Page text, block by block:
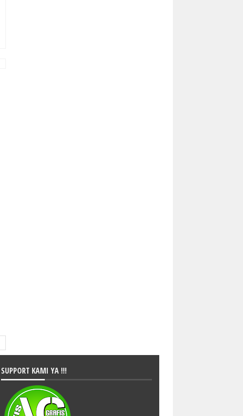
SUPPORT KAMI YA !!!